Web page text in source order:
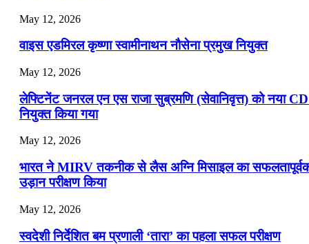
May 12, 2026
वाइस एडमिरल कृष्णा स्वामीनाथन नौसेना प्रमुख नियुक्त
May 12, 2026
लेफ्टिनेंट जनरल एन एस राजा सुब्रमणि (सेवानिवृत्त) को नया
नियुक्त किया गया
May 12, 2026
भारत ने MIRV तकनीक से लैस अग्नि मिसाइल का
उड़ान परीक्षण किया
May 12, 2026
स्वदेशी निर्देशित बम प्रणाली ‘तारा’ का पहला सफल परीक्षण